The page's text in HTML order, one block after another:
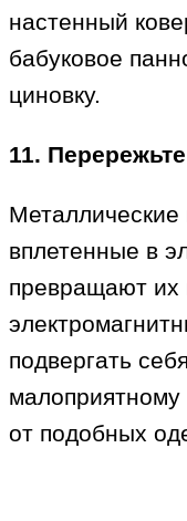
настенный
бабуковое
циновку.
11.
Металлические
вплетенные в
превращают их
подвергать
от подобных